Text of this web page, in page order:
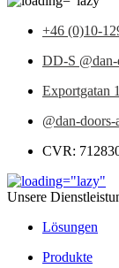
+46 (0)10-
DD-S
Exportgatan
@dan-doors-
CVR:
Unsere
Lösungen
Produkte